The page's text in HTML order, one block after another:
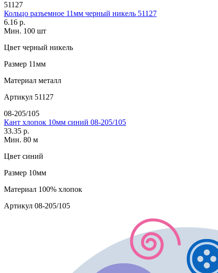
51127
Кольцо разъемное 11мм черный никель 51127
6.16 р.
Мин. 100 шт
Цвет черный никель
Размер 11мм
Материал металл
Артикул 51127
08-205/105
Кант хлопок 10мм синий 08-205/105
33.35 р.
Мин. 80 м
Цвет синий
Размер 10мм
Материал 100% хлопок
Артикул 08-205/105